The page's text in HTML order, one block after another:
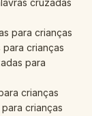
cruzadas
para crianças
crianças
para
crianças
crianças